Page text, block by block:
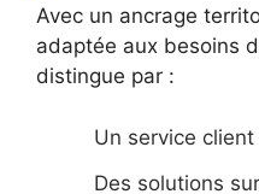
Avec un ancrage
adaptée aux besoins
distingue par :
Un service
Des solutions